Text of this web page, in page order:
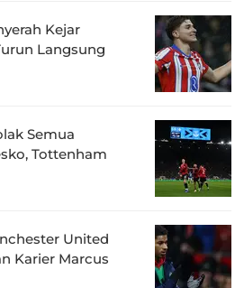
Kejar
Langsung
Semua
Tottenham
United
Karier Marcus